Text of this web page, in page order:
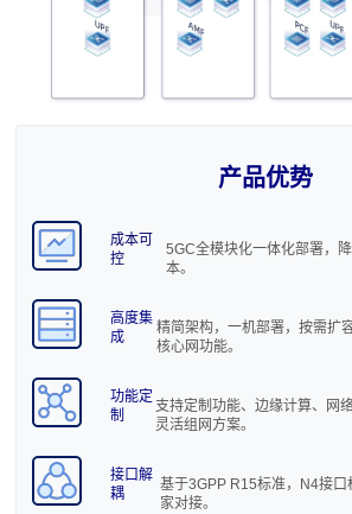
产品优势
成本可
控
5GC全模块化一体化部署，
本。
高度集
成
精简架构，一机部署，按需扩
核心网功能。
功能定
制
支持定制功能、边缘计算、网
灵活组网方案。
接口解
耦
基于3GPP R15标准，N4接口
家对接。
UPF(User Plane Function), 用户数据面功
PFCP 等协议接口与 5GC 其他网元
随着 5G 的商用推进，4K/8K 高清视频、云
络提出了超低时延、超大带宽的要求。而
与 UPF 紧密相关，需要 UPF 提供高效的